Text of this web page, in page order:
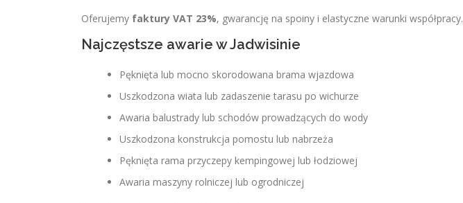
Oferujemy faktury VAT 23%, gwarancję na spoiny i elastyczne warunki współpracy.
Najczęstsze awarie w Jadwisinie
Pęknięta lub mocno skorodowana brama wjazdowa
Uszkodzona wiata lub zadaszenie tarasu po wichurze
Awaria balustrady lub schodów prowadzących do wody
Uszkodzona konstrukcja pomostu lub nabrzeża
Pęknięta rama przyczepy kempingowej lub łodziowej
Awaria maszyny rolniczej lub ogrodniczej